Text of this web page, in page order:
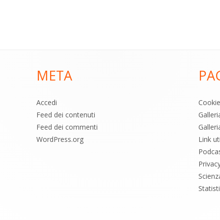
META
Accedi
Feed dei contenuti
Feed dei commenti
WordPress.org
Link